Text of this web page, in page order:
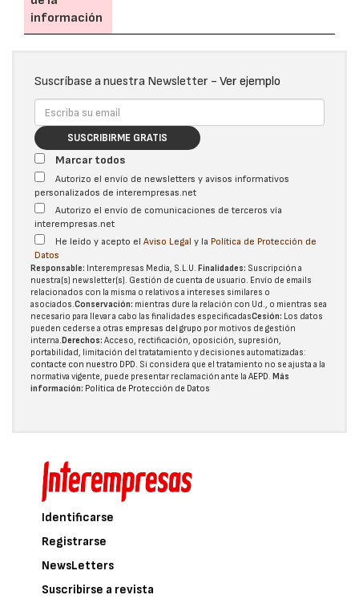
información
Suscríbase a nuestra Newsletter - Ver ejemplo
SUSCRIBIRME GRATIS
Marcar todos
Autorizo el envío de newsletters y avisos informativos
personalizados de interempresas.net
Autorizo el envío de comunicaciones de terceros vía
interempresas.net
He leído y acepto el Aviso Legal y la Política de Protección de
Datos
Responsable: Interempresas Media, S.L.U. Finalidades: Suscripción a
nuestra(s) newsletter(s). Gestión de cuenta de usuario. Envío de emails
relacionados con la misma o relativos a intereses similares o
asociados.Conservación: mientras dure la relación con Ud., o mientras sea
necesario para llevar a cabo las finalidades especificadasCesión: Los datos
pueden cederse a otras empresas del grupo por motivos de gestión
interna.Derechos: Acceso, rectificación, oposición, supresión,
portabilidad, limitación del tratatamiento y decisiones automatizadas:
contacte con nuestro DPD. Si considera que el tratamiento no se ajusta a la
normativa vigente, puede presentar reclamación ante la AEPD. Más
información: Política de Protección de Datos
Identificarse
Registrarse
NewsLetters
Suscribirse a revista